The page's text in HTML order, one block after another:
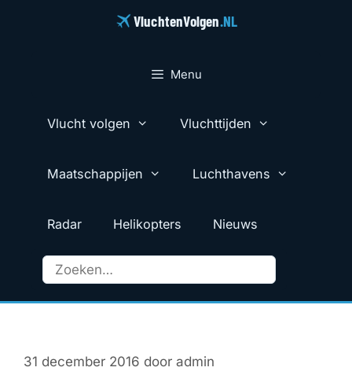
VluchtenVolgen.NL
Menu
Vlucht volgen Vluchttijden
Maatschappijen Luchthavens
Radar Helikopters Nieuws
31 december 2016 door admin